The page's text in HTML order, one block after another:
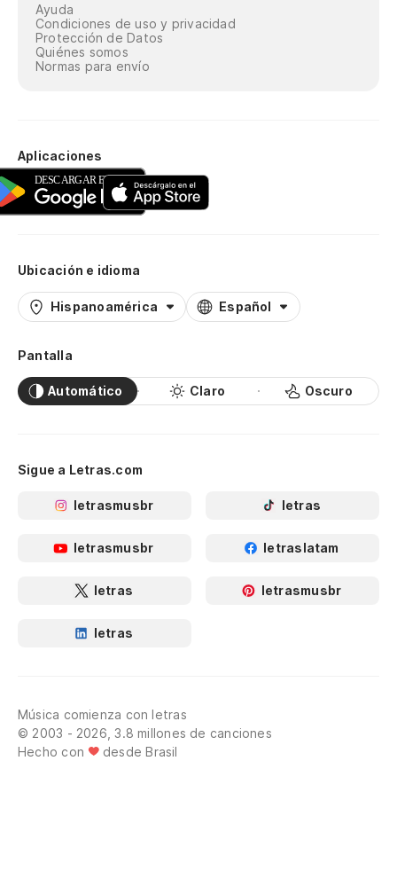
Ayuda
Condiciones de uso y privacidad
Protección de Datos
Quiénes somos
Normas para envío
Aplicaciones
Ubicación e idioma
Hispanoamérica Español
Pantalla
Automático Claro Oscuro
Sigue a Letras.com
letrasmusbr letras
letrasmusbr letraslatam
letras letrasmusbr
letras
Música comienza con letras
© 2003 - 2026, 3.8 millones de canciones
Hecho con
desde Brasil